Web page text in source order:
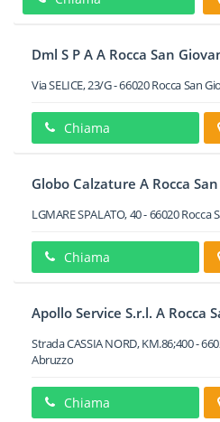
Dml S P A A Rocca San
Via SELICE, 23/G-66020Rocca San
Chiama
Globo Calzature A Rocca
LGMARE SPALATO, 40-66020Rocca
Chiama
Apollo Service S.r.l. A Rocca
Strada CASSIA NORD, KM.86;400-
Abruzzo
Chiama